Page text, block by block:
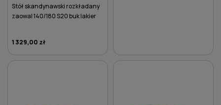
Stół skandynawski rozkładany
zaowal 140/180 S20 buk lakier
1 329,00 zł